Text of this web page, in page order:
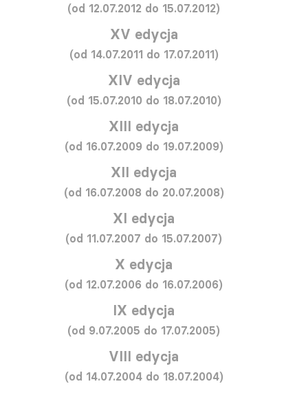
(od 12.07.2012 do 15.07.2012)
XV edycja
(od 14.07.2011 do 17.07.2011)
XIV edycja
(od 15.07.2010 do 18.07.2010)
XIII edycja
(od 16.07.2009 do 19.07.2009)
XII edycja
(od 16.07.2008 do 20.07.2008)
XI edycja
(od 11.07.2007 do 15.07.2007)
X edycja
(od 12.07.2006 do 16.07.2006)
IX edycja
(od 9.07.2005 do 17.07.2005)
VIII edycja
(od 14.07.2004 do 18.07.2004)